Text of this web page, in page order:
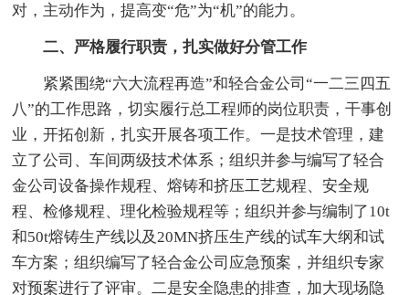
对，主动作为，提高变“危”为“机”的能力。
二、严格履行职责，扎实做好分管工作
紧紧围绕“六大流程再造”和轻合金公司“一二三四五
八”的工作思路，切实履行总工程师的岗位职责，干事创
业，开拓创新，扎实开展各项工作。一是技术管理，建
立了公司、车间两级技术体系；组织并参与编写了轻合
金公司设备操作规程、熔铸和挤压工艺规程、安全规
程、检修规程、理化检验规程等；组织并参与编制了10t
和50t熔铸生产线以及20MN挤压生产线的试车大纲和试
车方案；组织编写了轻合金公司应急预案，并组织专家
对预案进行了评审。二是安全隐患的排查，加大现场隐